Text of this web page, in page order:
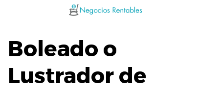
Boleado o
Lustrador de